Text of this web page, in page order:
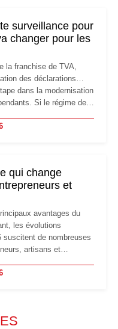
surveillance pour
changer pour les
la franchise de TVA,
des déclarations…
dans la modernisation
Si le régime de
à un environnement
qui change
et
avantages du
les évolutions
suscitent de nombreuses
artisans et
la TVA : les règles